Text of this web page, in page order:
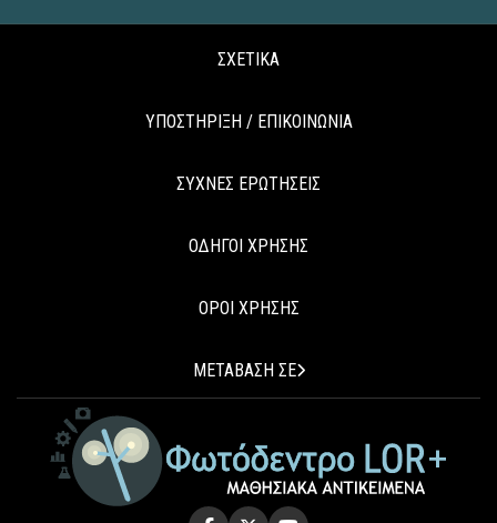
ΣΧΕΤΙΚΑ
ΥΠΟΣΤΗΡΙΞΗ / ΕΠΙΚΟΙΝΩΝΙΑ
ΣΥΧΝΕΣ ΕΡΩΤΗΣΕΙΣ
ΟΔΗΓΟΙ ΧΡΗΣΗΣ
ΟΡΟΙ ΧΡΗΣΗΣ
ΜΕΤΑΒΑΣΗ ΣΕ